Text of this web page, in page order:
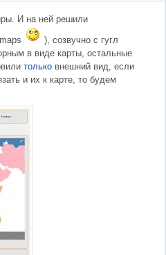
И на ней решили
), созвучно с гугл
в виде карты, остальные
тольковнешний вид, если
и их к карте, то будем